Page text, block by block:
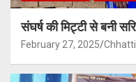
संघर्ष की मिट्टी से बनी
February 27, 2025